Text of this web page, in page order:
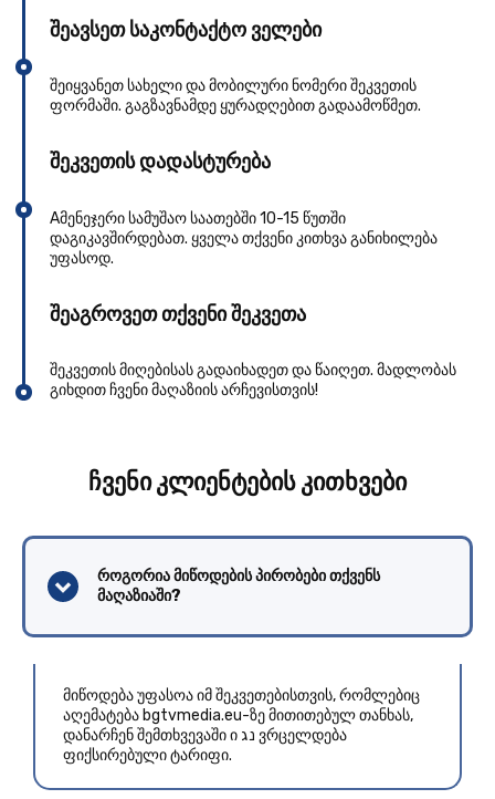
შეავსეთ საკონტაქტო ველები
შეიყვანეთ სახელი და მობილური ნომერი შეკვეთის
ფორმაში. გაგზავნამდე ყურადღებით გადაამოწმეთ.
შეკვეთის დადასტურება
Aმენეჯერი სამუშაო საათებში 10-15 წუთში
დაგიკავშირდებათ. ყველა თქვენი კითხვა განიხილება
უფასოდ.
შეაგროვეთ თქვენი შეკვეთა
შეკვეთის მიღებისას გადაიხადეთ და წაიღეთ. მადლობას
გიხდით ჩვენი მაღაზიის არჩევისთვის!
ჩვენი კლიენტების კითხვები
როგორია მიწოდების პირობები თქვენს
მაღაზიაში?
მიწოდება უფასოა იმ შეკვეთებისთვის, რომლებიც
აღემატება bgtvmedia.eu-ზე მითითებულ თანხას,
დანარჩენ შემთხვევაში ი נג ვრცელდება
ფიქსირებული ტარიფი.